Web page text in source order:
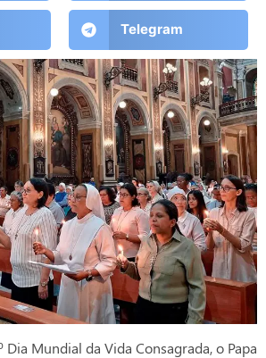
Telegram
Dia Mundial da Vida Consagrada, o Papa